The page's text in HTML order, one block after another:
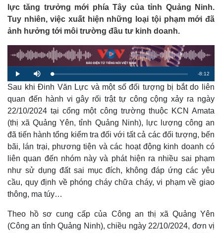
lực tăng trưởng mới phía Tây của tỉnh Quảng Ninh.
Tuy nhiên, việc xuất hiện những loại tội phạm mới đã
ảnh hưởng tới môi trường đầu tư kinh doanh.
P
l
a
y
M
u
t
e
L
o
a
d
e
d
1
.
2
5
R
e
n
-8:12
Sau khi Đinh Văn Lực và một số đối tượng bị bắt do liên
quan đến hành vi gây rối trật tự công cộng xảy ra ngày
22/10/2024 tại cổng một công trường thuộc KCN Amata
(thị xã Quảng Yên, tỉnh Quảng Ninh), lực lượng công an
đã tiến hành tổng kiểm tra đối với tất cả các đối tượng, bến
bãi, lán trại, phương tiện và các hoạt động kinh doanh có
liên quan đến nhóm này và phát hiện ra nhiều sai phạm
như sử dụng đất sai mục đích, không đáp ứng các yêu
cầu, quy định về phóng cháy chữa cháy, vi phạm về giao
thông, ma túy…
Theo hồ sơ cung cấp của Công an thị xã Quảng Yên
(Công an tỉnh Quảng Ninh), chiều ngày 22/10/2024, đơn vị